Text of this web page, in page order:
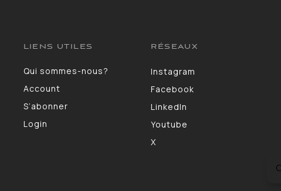
LIENS UTILES
Qui sommes-nous?
Account
S’abonner
Login
RÉSEAUX
Instagram
Facebook
LinkedIn
Youtube
X